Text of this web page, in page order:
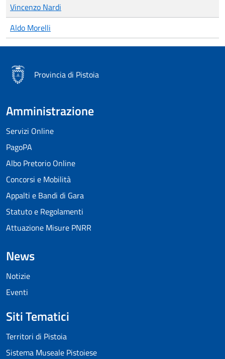
Vincenzo Nardi
Aldo Morelli
Provincia di Pistoia
Amministrazione
Servizi Online
PagoPA
Albo Pretorio Online
Concorsi e Mobilità
Appalti e Bandi di Gara
Statuto e Regolamenti
Attuazione Misure PNRR
News
Notizie
Eventi
Siti Tematici
Territori di Pistoia
Sistema Museale Pistoiese